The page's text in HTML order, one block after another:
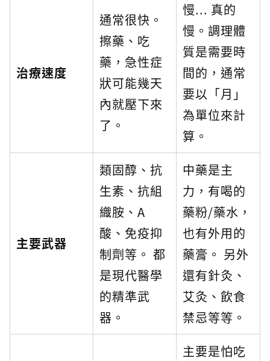
治療速度
通常很快。
擦藥、吃
藥，急性症
狀可能幾天
內就壓下來
了。
慢... 真的
慢。調理體
質是需要時
間的，通常
要以「月」
為單位來計
算。
主要武器
類固醇、抗
生素、抗組
織胺、A
酸、免疫抑
制劑等。 都
是現代醫學
的精準武
器。
中藥是主
力，有喝的
藥粉/藥水，
也有外用的
藥膏。 另外
還有針灸、
艾灸、飲食
禁忌等等。
主要是怕吃